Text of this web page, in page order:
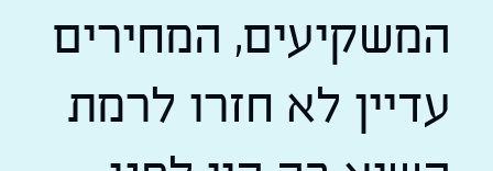
המשקיעים, המחירים
עדיין לא חזרו לרמת